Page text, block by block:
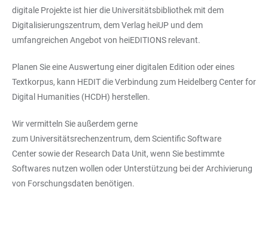
digitale Projekte ist hier die Universitätsbibliothek mit dem
Digitalisierungszentrum, dem Verlag heiUP und dem
umfangreichen Angebot von heiEDITIONS relevant.
Planen Sie eine Auswertung einer digitalen Edition oder eines
Textkorpus, kann HEDIT die Verbindung zum Heidelberg Center for
Digital Humanities (HCDH) herstellen.
Wir vermitteln Sie außerdem gerne
zum Universitätsrechenzentrum, dem Scientific Software
Center sowie der Research Data Unit, wenn Sie bestimmte
Softwares nutzen wollen oder Unterstützung bei der Archivierung
von Forschungsdaten benötigen.